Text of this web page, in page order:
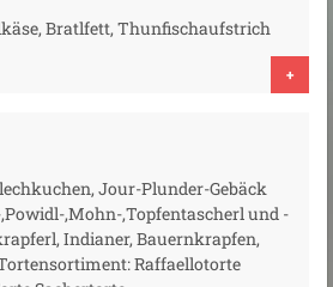
Bratlfett, Thunfischaufstrich
+
Jour-Plunder-Gebäck
,Mohn-,Topfentascherl und -
Indianer, Bauernkrapfen,
Raffaellotorte